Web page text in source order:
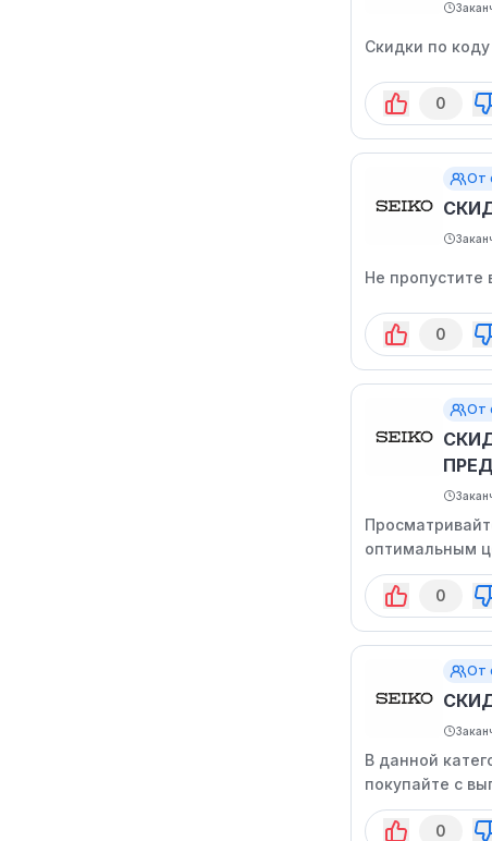
Скидки по
0
От
Не пропустите
0
От
оптимальным
0
От
В данной
покупайте с
0